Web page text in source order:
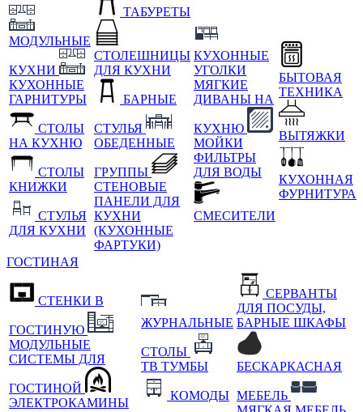
МОДУЛЬНЫЕ
КУХНИ
КУХОННЫЕ
ГАРНИТУРЫ
СТОЛЫ
НА КУХНЮ
СТОЛЫ
КНИЖКИ
СТУЛЬЯ
ДЛЯ КУХНИ
ТАБУРЕТЫ
СТОЛЕШНИЦЫ
ДЛЯ КУХНИ
БАРНЫЕ
СТУЛЬЯ
ОБЕДЕННЫЕ
ГРУППЫ
СТЕНОВЫЕ
ПАНЕЛИ ДЛЯ
КУХНИ
(КУХОННЫЕ
ФАРТУКИ)
КУХОННЫЕ
УГОЛКИ
МЯГКИЕ
ДИВАНЫ НА
КУХНЮ
МОЙКИ
ФИЛЬТРЫ
ДЛЯ ВОДЫ
СМЕСИТЕЛИ
БЫТОВАЯ
ТЕХНИКА
ВЫТЯЖКИ
КУХОННАЯ
ФУРНИТУРА
ГОСТИНАЯ
СТЕНКИ В
ГОСТИНУЮ
МОДУЛЬНЫЕ
СИСТЕМЫ ДЛЯ
ГОСТИНОЙ
ЭЛЕКТРОКАМИНЫ
ЖУРНАЛЬНЫЕ
СТОЛЫ
ТВ ТУМБЫ
КОМОДЫ
СЕРВАНТЫ
ДЛЯ ПОСУДЫ,
БАРНЫЕ ШКАФЫ
БЕСКАРКАСНАЯ
МЕБЕЛЬ